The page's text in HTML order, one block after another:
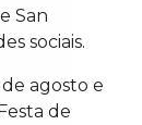
San
sociais.
agosto e
de